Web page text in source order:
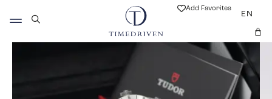
Add Favorites
EN